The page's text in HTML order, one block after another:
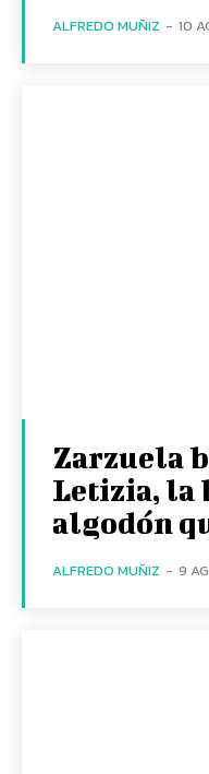
ALFREDO MUÑIZ - 10
Zarzuela
Letizia, la
algodón
ALFREDO MUÑIZ - 9